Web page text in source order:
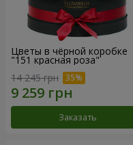
Цветы в чёрной коробке
"151 красная роза"
14 245 грн
Заказать